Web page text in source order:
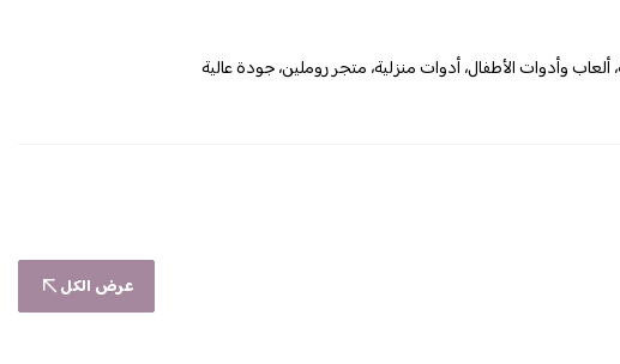
وأدوات الأطفال، أدوات منزلية، متجر روملين، جودة عالية
عرض الكل